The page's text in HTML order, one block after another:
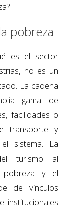
pobreza
es el sector
no es un
La cadena
gama de
facilidades o
transporte y
sistema. La
turismo al
pobreza y el
de vínculos
institucionales